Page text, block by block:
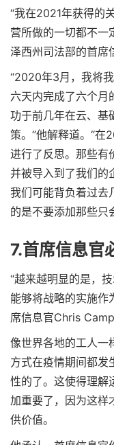
“我在2021年获得的
营所做的一切都不一
泽西州司法部的首席
“2020年3月，我将
六天内完成了六个
功于前几年在云、基
策。”他解释道。“
进行了反思。那些有
并被导入到了我们的
我们可能背负着过去
的是不要添加那些只
7.首席信息官
“越来越明显的是，
能够将战略的实施作
席信息官Chris
像世界各地的工人一
方式在疫情期间都发
性的了。这使得理解
加重要了，因为这样
供价值。